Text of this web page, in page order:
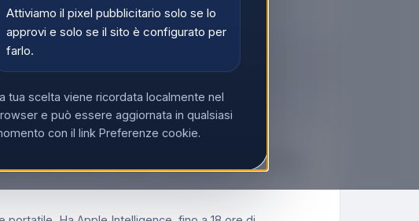
Attiviamo il pixel pubblicitario solo se lo
approvi e solo se il sito è configurato per
farlo.
tua scelta viene ricordata localmente nel
e può essere aggiornata in qualsiasi
con il link Preferenze cookie.
Accedi Registrati
34,5 cm (13.6"), 2560 x 1664 Pixel, 16 GB, 1 TB,